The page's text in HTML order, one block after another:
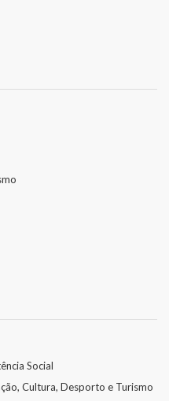
Orçamentária
Social
Cultura, Desporto e Turismo